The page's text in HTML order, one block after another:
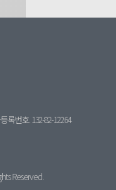
록번호. 132-82-12264
Reserved.